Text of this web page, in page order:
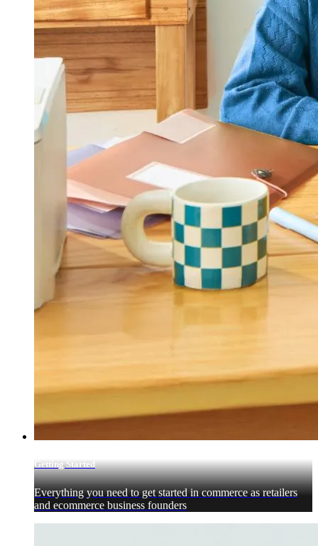
Getting Started
Everything you need to get started in commerce as retailers
and ecommerce business founders